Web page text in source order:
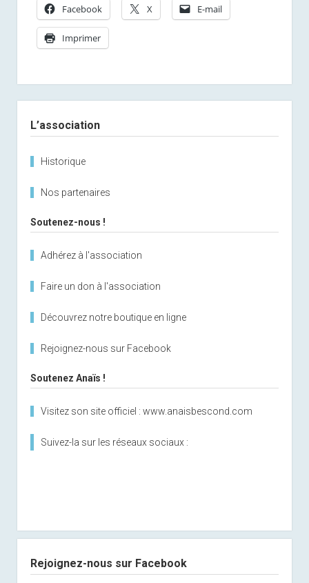
Facebook X E-mail
Imprimer
L’association
Historique
Nos partenaires
Soutenez-nous !
Adhérez à l'association
Faire un don à l'association
Découvrez notre boutique en ligne
Rejoignez-nous sur Facebook
Soutenez Anaïs !
Visitez son site officiel : www.anaisbescond.com
Suivez-la sur les réseaux sociaux :
Rejoignez-nous sur Facebook